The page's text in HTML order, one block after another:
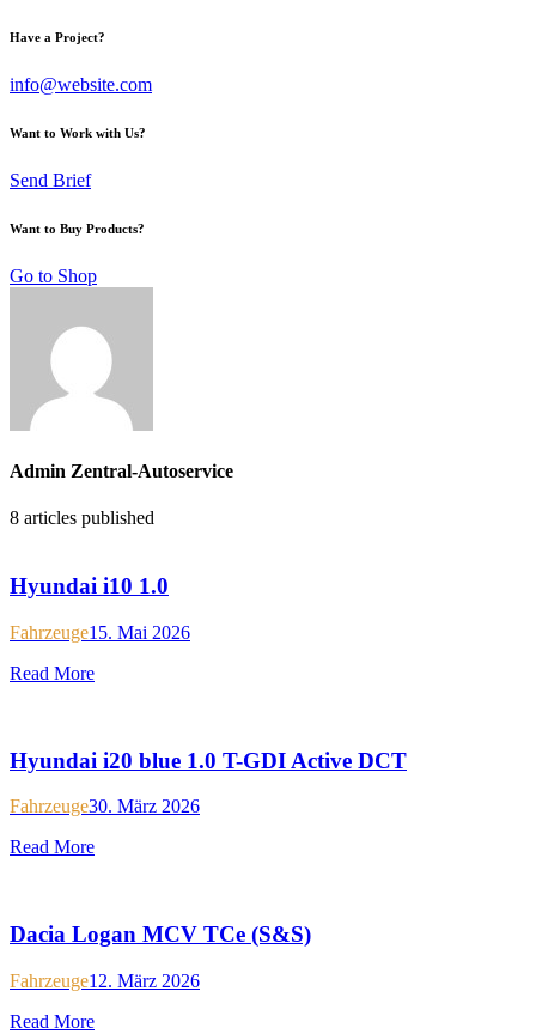
Have a Project?
info@website.com
Want to Work with Us?
Send Brief
Want to Buy Products?
Go to Shop
Admin Zentral-Autoservice
8 articles published
Hyundai i10 1.0
Fahrzeuge15. Mai 2026
Read More
Hyundai i20 blue 1.0 T-GDI Active DCT
Fahrzeuge30. März 2026
Read More
Dacia Logan MCV TCe (S&S)
Fahrzeuge12. März 2026
Read More